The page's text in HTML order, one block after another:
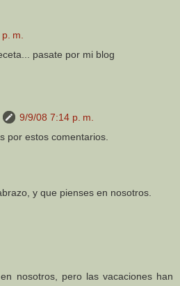
m.
pasate por mi blog
9/9/08 7:14 p. m.
por estos comentarios.
y que pienses en nosotros.
nosotros, pero las vacaciones han